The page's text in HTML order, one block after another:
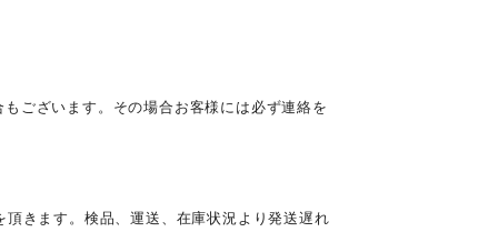
ございます。その場合お客様には必ず連絡を
きます。検品、運送、在庫状況より発送遅れ